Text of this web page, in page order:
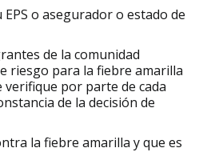
o asegurador o estado de
de la comunidad
riesgo para la fiebre amarilla
verifique por parte de cada
de la decisión de
la fiebre amarilla y que es